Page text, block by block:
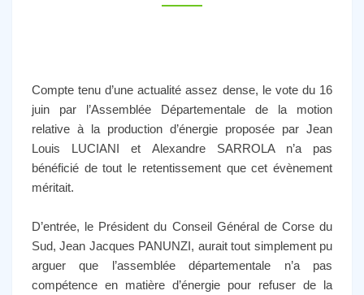
DU
SUD.
Compte tenu d’une actualité assez dense, le vote du 16
juin par l’Assemblée Départementale de la motion
relative à la production d’énergie proposée par Jean
Louis LUCIANI et Alexandre SARROLA n’a pas
bénéficié de tout le retentissement que cet évènement
méritait.
D’entrée, le Président du Conseil Général de Corse du
Sud, Jean Jacques PANUNZI, aurait tout simplement pu
arguer que l’assemblée départementale n’a pas
compétence en matière d’énergie pour refuser de la